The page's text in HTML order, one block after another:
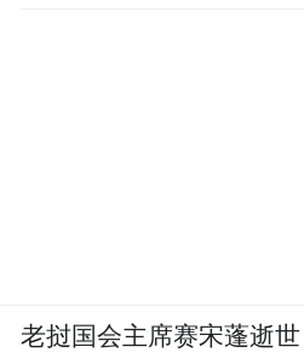
老挝国会主席赛宋蓬逝世